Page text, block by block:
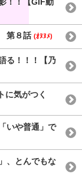
第８話 (ｵﾇﾇﾒ)
る！！！【乃
に気がつく
いや普通」で
、とんでもな